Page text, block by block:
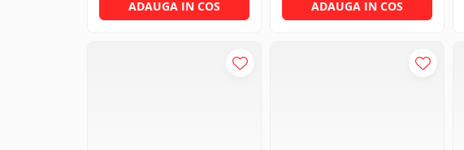
ADAUGA IN COS ADAUGA IN COS